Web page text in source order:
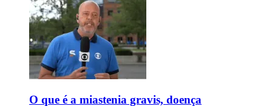
O que é a miastenia gravis, doença